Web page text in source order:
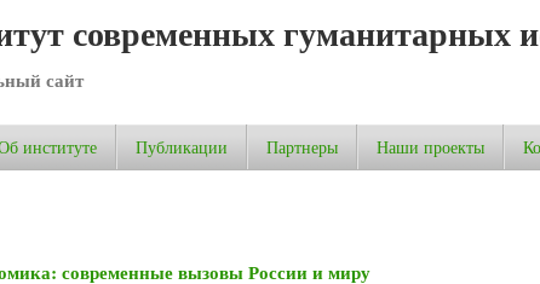
современных гуманитарных
сайт
институте Публикации Партнеры Наши проекты
современные вызовы России и миру